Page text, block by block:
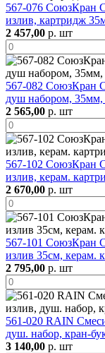
567-076 СоюзКран
излив, картридж
2 457,00 р. шт
567-082 СоюзКран
душ набором,
2 565,00 р. шт
567-102 СоюзКран
излив, керам.
2 670,00 р. шт
567-101 СоюзКран
излив 35см, керам.
2 795,00 р. шт
561-020 RAIN
душ. набор, кран-
3 140,00 р. шт